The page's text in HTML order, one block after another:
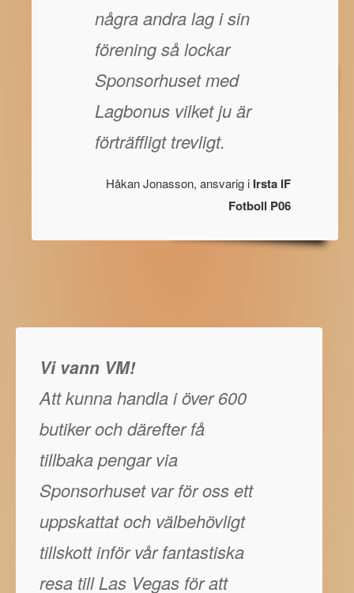
några andra lag i sin
förening så lockar
Sponsorhuset med
Lagbonus vilket ju är
förträffligt trevligt.
Håkan Jonasson, ansvarig i Irsta IF
Fotboll P06
Vi vann VM!
Att kunna handla i över 600
butiker och därefter få
tillbaka pengar via
Sponsorhuset var för oss ett
uppskattat och välbehövligt
tillskott inför vår fantastiska
resa till Las Vegas för att